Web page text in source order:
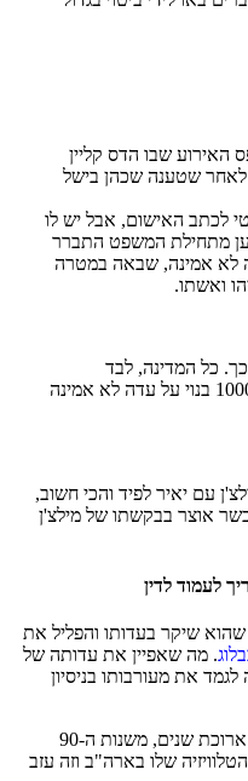
האירוע שבו הדס קליין
שטענה שכהן בישל
לכתב האישום, אבל יש לו
מתחילת המשפט התברר
לא אמינה, שבאה במטרה
ואשתו.
כל המדינה, לבד
מהפרקליטות ושופריה, מבינים שתיק 1000 בנוי על עדה לא אמינה
עם יאיר לפיד והכי חשוב,
אוצר בבקשתו של מילצ'ן
לעמוד לדין
שיקר בעדותו והפליל את
. מה שאפיין את עדותה של
לגמד את מעורבותו בניסיון
ראשית, החברות של מילצ'ן ולפיד היא ארוכת שנים, משנות ה-90
שלו בארה"ב וזה עזב